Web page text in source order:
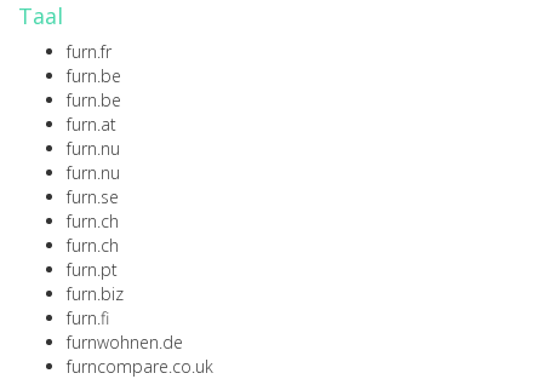
Taal
furn.fr
furn.be
furn.be
furn.at
furn.nu
furn.nu
furn.se
furn.ch
furn.ch
furn.pt
furn.biz
furn.fi
furnwohnen.de
furncompare.co.uk